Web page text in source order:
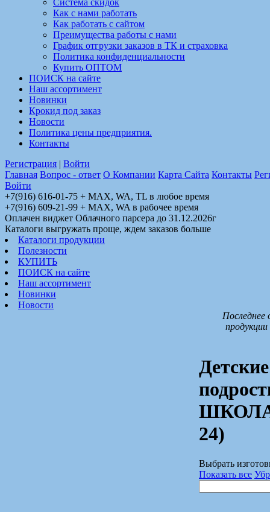
Система скидок
Как с нами работать
Как работать с сайтом
Преимущества работы с нами
График отгрузки заказов в ТК и страховка
Политика конфиденциальности
Купить ОПТОМ
ПОИСК на сайте
Наш ассортимент
Новинки
Крокид под заказ
Новости
Политика цены предприятия.
Контакты
Регистрация | Войти
Главная Вопрос - ответ О Компании Карта Сайта Контакты
Войти
+7(916) 616-01-75 + MAX, WA, TL в любое время
+7(916) 609-21-99 + MAX, WA в рабочее время
Оплачен виджет Облачного парсера до 31.12.2026г
Каталоги выгружать проще, ждем заказов больше
Каталоги продукции
Полезности
КУПИТЬ
ПОИСК на сайте
Наш ассортимент
Новинки
Новости
Последнее
ШКОЛА
24)
Выбрать
Показать все